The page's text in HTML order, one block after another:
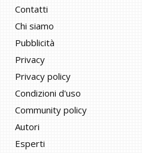
Contatti
Chi siamo
Pubblicità
Privacy
Privacy policy
Condizioni d'uso
Community policy
Autori
Esperti